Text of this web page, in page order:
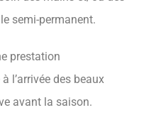
semi-permanent.
prestation
l’arrivée des beaux
avant la saison.